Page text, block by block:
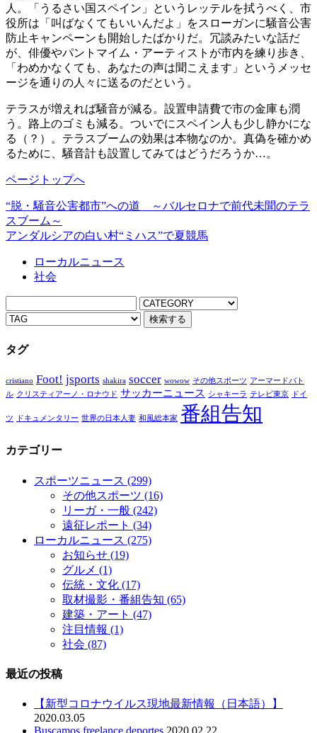
人。「うるさい国スペイン」というレッテルを拭うべく、市
役所は「叫ばなくてもいいんだよ」をスローガンに騒音公害
防止キャンペーンも開始したばかりだ。冗談みたいな話だ
が、俳優やパントマイム・アーティストが市内を練り歩き、
「わめかなくても、あなたの声は聞こえます」というメッセ
ージを通りの人々に送るのだという。
テラスが増えれば騒音が減る。設置申請費で市の金庫も潤
う。路上のゴミも減る。ついでにスペイン人も少し静かにな
る（？）。テラスブームの効果は本物なのか。真偽を確かめ
るために、騒音計も設置してみてはどうだろうか…。
ページトップへ
“脱・騒音公害都市”への道 ～バルセロナで前代未聞のテラ
スブーム～
アンダルシアの白い村“ミハス”で夏競馬
ローカルニュース
社会
タグ
cristiano Foot! jsports shakira soccer wowow その他スポーツ アーマードバト
ル クリスティアーノ・ロナウド サッカーニュース シャキーラ テレビ東京 ドイ
ツ ドキュメンタリー 世界の日本人妻 和風総本家 番組告知
カテゴリー
スポーツニュース (299)
その他スポーツ (16)
リーガ・一般 (242)
遠征レポート (34)
ローカルニュース (275)
お知らせ (19)
グルメ (1)
伝統・文化 (17)
取材撮影・番組告知 (65)
建築・アート (47)
注目情報 (1)
社会 (87)
最近の投稿
【新型コロナウイルス現地最新情報（日本語）】
2020.03.05